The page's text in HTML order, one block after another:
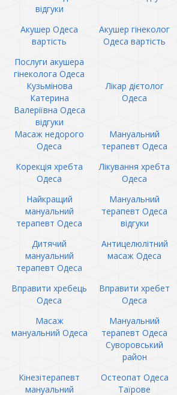
відгуки
Акушер Одеса
вартість
Акушер гінеколог
Одеса вартість
Послуги акушера
гінеколога Одеса
Кузьмінова
Катерина
Валеріївна Одеса
відгуки
Лікар дієтолог
Одеса
Масаж недорого
Одеса
Мануальний
терапевт Одеса
Корекція хребта
Одеса
Лікування хребта
Одеса
Найкращий
мануальний
терапевт Одеса
Мануальний
терапевт Одеса
відгуки
Дитячий
мануальний
терапевт Одеса
Антицелюлітний
масаж Одеса
Вправити хребець
Одеса
Вправити хребет
Одеса
Масаж
мануальний Одеса
Мануальний
терапевт Одеса
Суворовський
район
Кінезітерапевт
мануальний
Остеопат Одеса
Таїрове